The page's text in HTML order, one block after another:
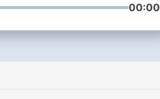
#christmas23 #ofertas
#christmasoffers
#viernesnegro23
00:00